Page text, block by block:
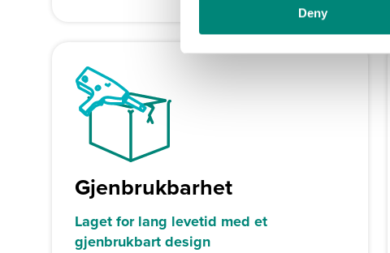
e
n
Deny
Gjenbrukbarhet
Laget for lang levetid med et
gjenbrukbart design